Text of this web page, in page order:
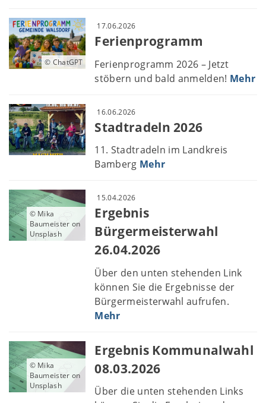
© ChatGPT
17.06.2026
Ferienprogramm
Ferienprogramm 2026 – Jetzt
stöbern und bald anmelden! Mehr
16.06.2026
Stadtradeln 2026
11. Stadtradeln im Landkreis
Bamberg Mehr
© Mika
Baumeister on
Unsplash
15.04.2026
Ergebnis
Bürgermeisterwahl
26.04.2026
Über den unten stehenden Link
können Sie die Ergebnisse der
Bürgermeisterwahl aufrufen.
Mehr
© Mika
Baumeister on
Unsplash
Ergebnis Kommunalwahl
08.03.2026
Über die unten stehenden Links